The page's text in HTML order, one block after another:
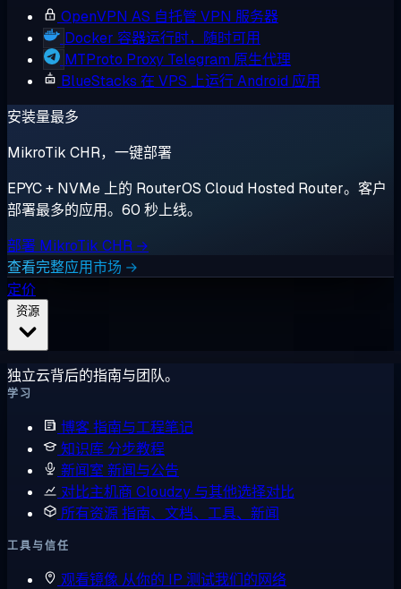
OpenVPN AS 自托管 VPN 服务器
Docker 容器运行时，随时可用
MTProto Proxy Telegram 原生代理
BlueStacks 在 VPS 上运行 Android 应用
安装量最多
MikroTik CHR，一键部署
EPYC + NVMe 上的 RouterOS Cloud Hosted Router。客户
部署最多的应用。60 秒上线。
部署 MikroTik CHR →
查看完整应用市场 →
定价
独立云背后的指南与团队。
学习
博客指南与工程笔记
知识库 分步教程
新闻室 新闻与公告
对比主机商 Cloudzy 与其他选择对比
所有资源指南、文档、工具、新闻
工具与信任
观看镜像 从你的 IP 测试我们的网络